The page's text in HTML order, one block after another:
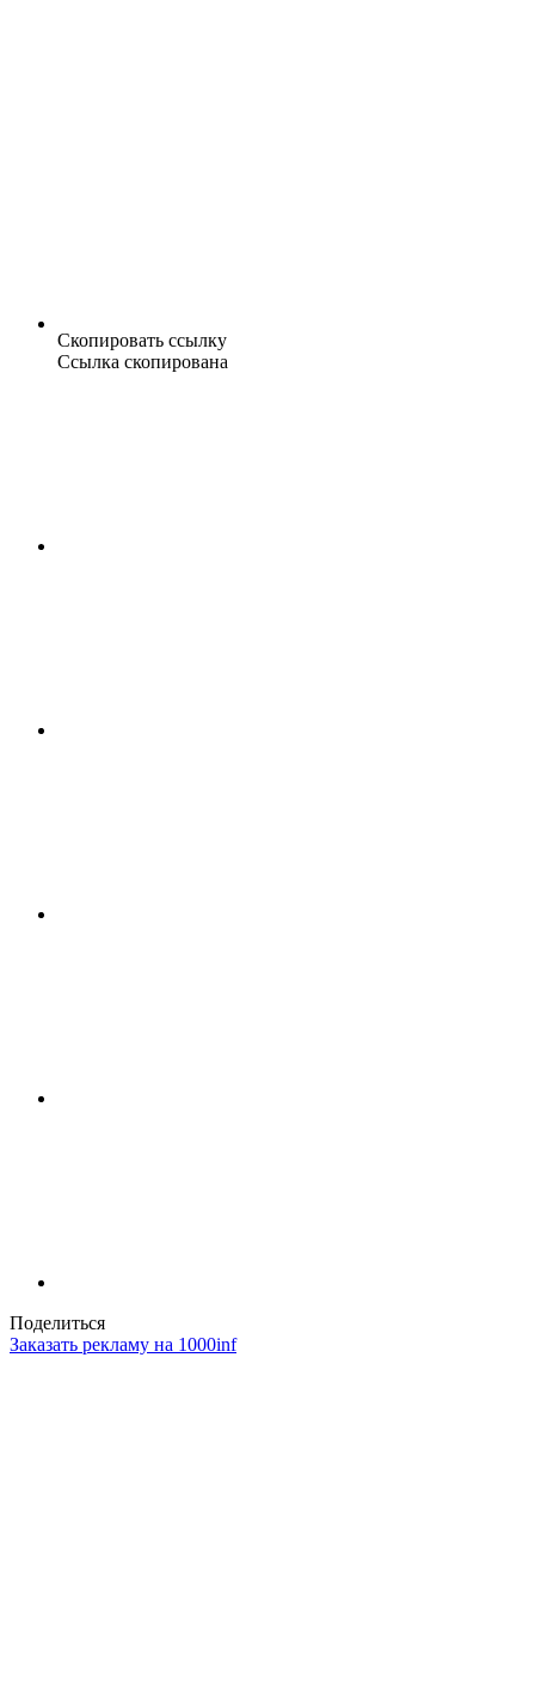
Скопировать ссылку
Ссылка скопирована
Поделиться
Заказать рекламу на 1000inf